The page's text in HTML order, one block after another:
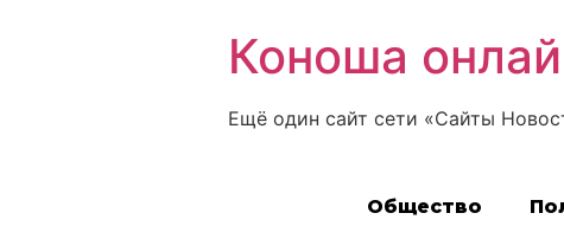
Коноша
Ещё один сайт сети «Сайты
Общество